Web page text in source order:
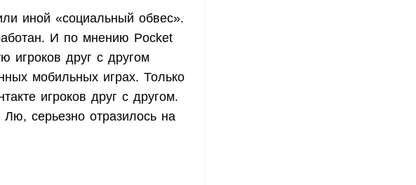
иной «социальный обвес».
И по мнению Pocket
игроков друг с другом
мобильных играх. Только
игроков друг с другом.
серьезно отразилось на